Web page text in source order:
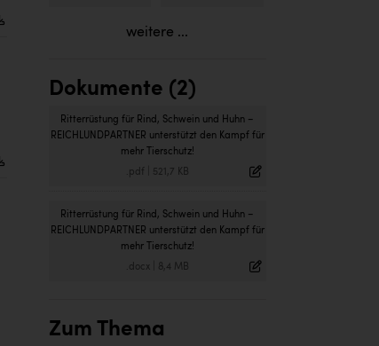
weitere ...
Dokumente (2)
Ritterrüstung für Rind, Schwein und Huhn –
REICHLUNDPARTNER unterstützt den Kampf für
mehr Tierschutz!
.pdf 521,7 KB
Ritterrüstung für Rind, Schwein und Huhn –
REICHLUNDPARTNER unterstützt den Kampf für
mehr Tierschutz!
.docx| 8,4 MB
Zum Thema